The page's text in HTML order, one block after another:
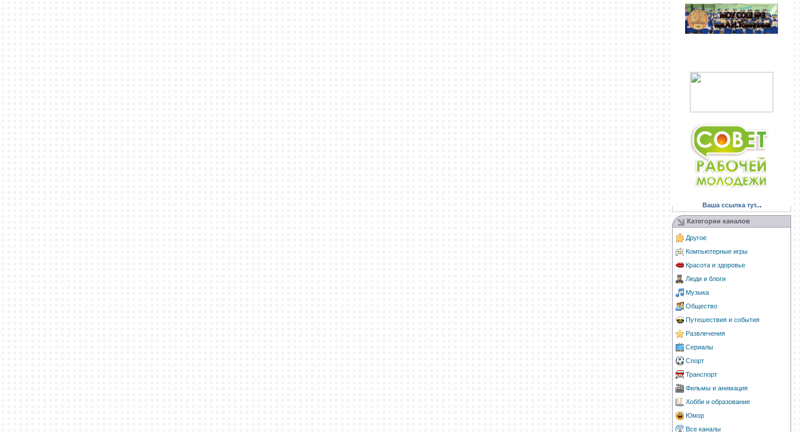
Ваша ссылка тут...
Категории каналов
Другое
Компьютерные игры
Красота и здоровье
Люди и блоги
Музыка
Общество
Путешествия и события
Развлечения
Сериалы
Спорт
Транспорт
Фильмы и анимация
Хобби и образование
Юмор
Все каналы